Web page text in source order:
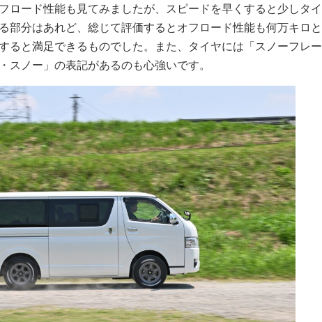
ロード性能も見てみましたが、スピードを早くすると少しタイ
部分はあれど、総じて評価するとオフロード性能も何万キロと
ると満足できるものでした。また、タイヤには「スノーフレー
スノー」の表記があるのも心強いです。